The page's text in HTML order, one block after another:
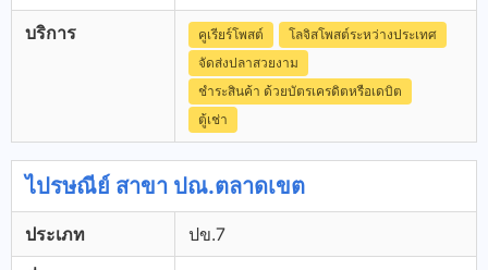
บริการ คูเรียร์โพสต์
โลจิสโพสต์ระหว่างประเทศ
จัดส่งปลาสวยงาม
ชำระสินค้า ด้วยบัตรเครดิตหรือเดบิต
ตู้เช่า
ไปรษณีย์ สาขา ปณ.ตลาดเขต
ประเภท ปข.7